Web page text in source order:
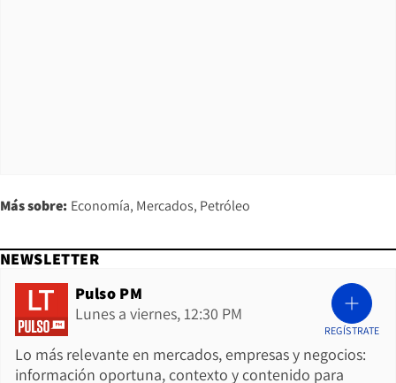
Más sobre: Economía Mercados Petróleo
NEWSLETTER
Pulso PM
Lunes a viernes, 12:30 PM
Lo más relevante en mercados, empresas y negocios:
información oportuna, contexto y contenido para
REGÍSTRATE